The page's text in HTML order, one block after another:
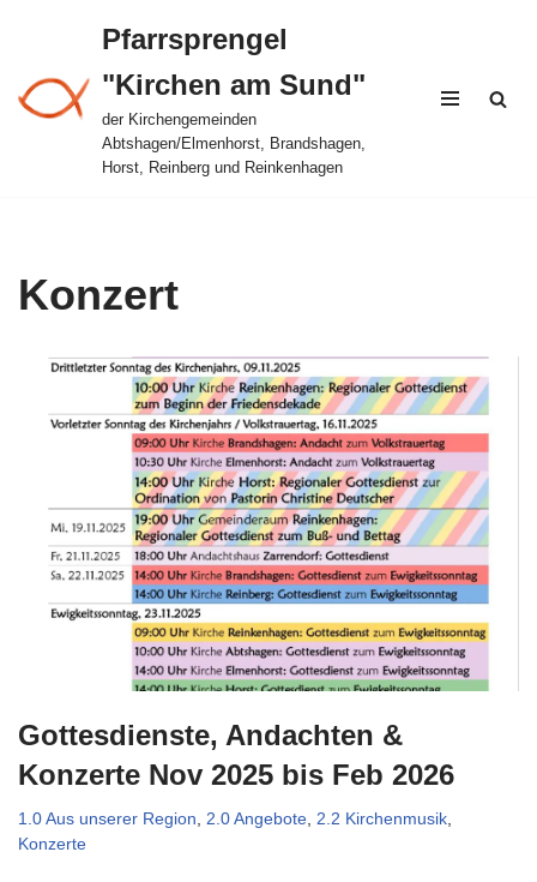
Inhalt
springen
Pfarrsprengel
"Kirchen am Sund"
der Kirchengemeinden
Abtshagen/Elmenhorst, Brandshagen,
Horst, Reinberg und Reinkenhagen
Konzert
Gottesdienste, Andachten &
Konzerte Nov 2025 bis Feb 2026
1.0 Aus unserer Region 2.0 Angebote 2.2 Kirchenmusik
Konzerte